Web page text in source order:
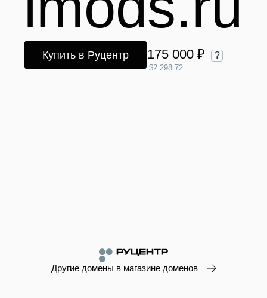
Купить в Руцентр 175 000 ₽ ?
$2 298.72
Другие домены в магазине доменов